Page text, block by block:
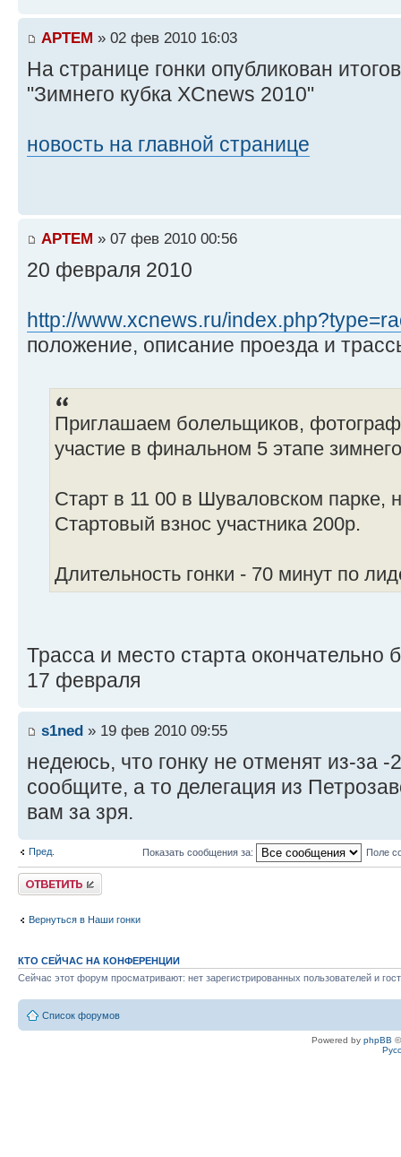
APTEM » 02 фев 2010 16:03
На странице гонки опубликован
"Зимнего кубка XCnews 2010"
новость на главной странице
APTEM » 07 фев 2010 00:56
20 февраля 2010
http://www.xcnews.ru/
положение, описание проезда и
Приглашаем болельщиков,
участие в финальном 5 этапе
Старт в 11 00 в Шуваловском парке,
Стартовый взнос участника 200р.
Длительность гонки - 70 минут по
Трасса и место старта окончательно
17 февраля
s1ned » 19 фев 2010 09:55
недеюсь, что гонку не отменят из-за
сообщите, а то делегация из
вам за зря.
Пред. Показать сообщения за: Поле
Ответить
Вернуться в Наши гонки
КТО СЕЙЧАС НА КОНФЕРЕНЦИИ
Сейчас этот форум просматривают: нет зарегистрированных пользователей и
Список форумов
Powered by phpBB